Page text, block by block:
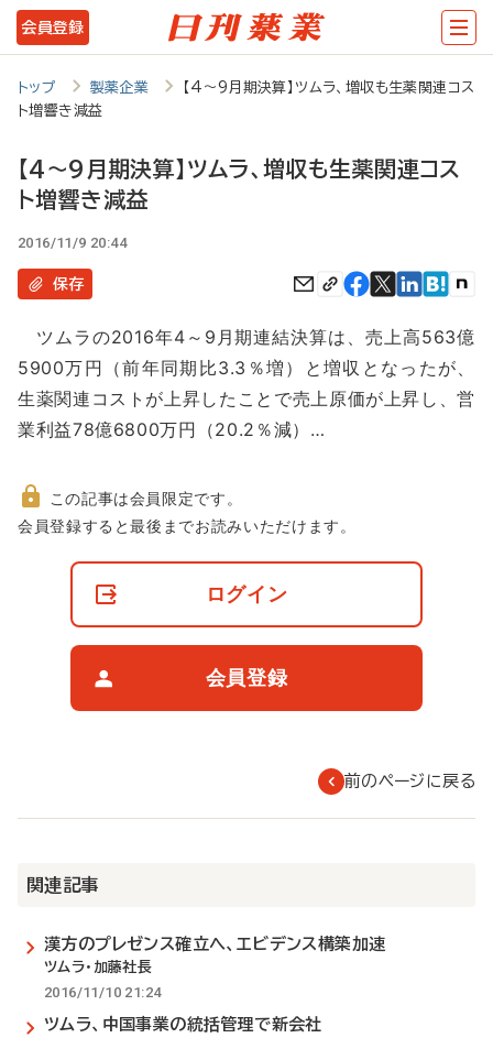
メ
イ
ツ
に
動
会員登録
トップ 製薬企業
【4～9月期決算】ツムラ、増収も生薬関連コス
ト増響き減益
【4～9月期決算】ツムラ、増収も生薬関連コス
ト増響き減益
2016/11/9 20:44
保存
ツムラの2016年4～9月期連結決算は、売上高563億
5900万円（前年同期比3.3％増）と増収となったが、
生薬関連コストが上昇したことで売上原価が上昇し、営
業利益78億6800万円（20.2％減）…
非
この記事は会員限定です。
会員登録すると最後までお読みいただけます。
ログイン
会員登録
前のページに戻る
関連記事
漢方のプレゼンス確立へ、エビデンス構築加速
ツムラ・加藤社長
2016/11/10 21:24
ツムラ、中国事業の統括管理で新会社